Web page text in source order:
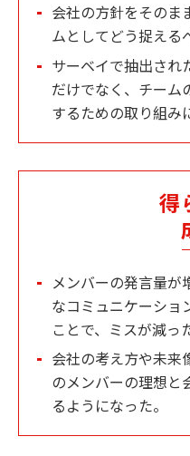
会社の方針をそのま
ムとしてどう捉える
サーベイで抽出され
だけでなく、チーム
するための取り組み
得
メンバーの発言量が
なコミュニケーショ
ことで、ミスが減っ
会社の考え方や未来
のメンバーの理想と
るようになった。